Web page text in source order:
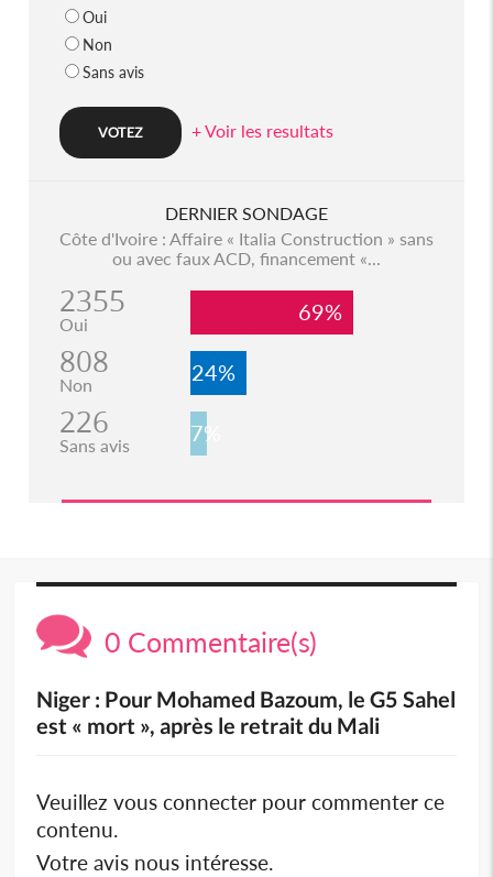
Oui
Non
Sans avis
+ Voir les resultats
DERNIER SONDAGE
Côte d'Ivoire : Affaire « Italia Construction » sans
ou avec faux ACD, financement «...
2355
Oui 69%
808
Non 24%
226
Sans avis 7%
0 Commentaire(s)
Niger : Pour Mohamed Bazoum, le G5 Sahel
est « mort », après le retrait du Mali
Veuillez vous connecter pour commenter ce
contenu.
Votre avis nous intéresse.